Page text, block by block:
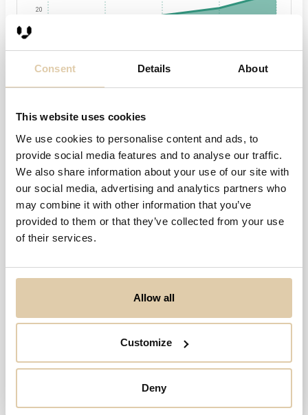
Consent Details About
This website uses cookies
We use cookies to personalise content and ads, to
provide social media features and to analyse our traffic.
We also share information about your use of our site with
our social media, advertising and analytics partners who
may combine it with other information that you’ve
provided to them or that they’ve collected from your use
of their services.
Allow all
Customize
Deny
20
Henkilöstö
1
2020 2021 2022 2023
0,5
2024
156,6 t. €
19,2 t. €
Avainluvut 12/2020 12/2021 12/2022 12/